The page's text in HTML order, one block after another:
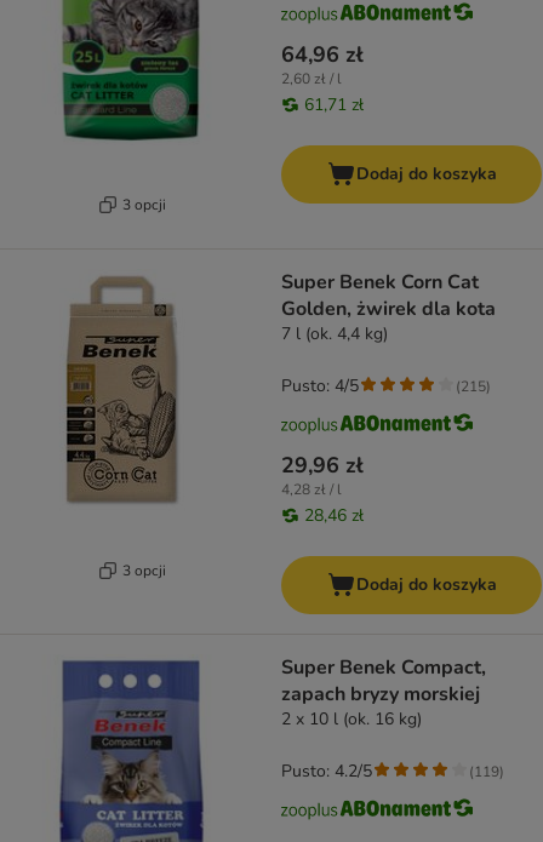
3 opcji
64,96 zł
2,60 zł / l
61,71 zł
Dodaj do koszyka
3 opcji
Super Benek Corn Cat
Golden, żwirek dla kota
7 l (ok. 4,4 kg)
29,96 zł
4,28 zł / l
28,46 zł
Pusto: 4/5 (215)
Dodaj do koszyka
Super Benek Compact,
zapach bryzy morskiej
2 x 10 l (ok. 16 kg)
Pusto: 4.2/5 (119)